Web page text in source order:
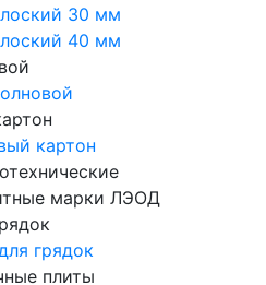
30 мм
40 мм
картон
марки ЛЭОД
грядок
плиты